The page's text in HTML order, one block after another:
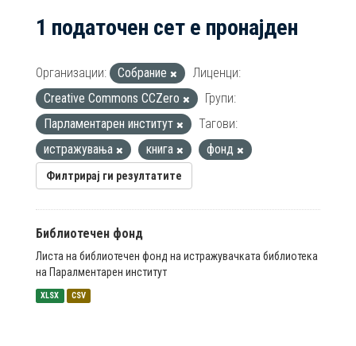
1 податочен сет е пронајден
Организации: Собрание
Лиценци:
Creative Commons CCZero
Групи:
Парламентарен институт
Тагови:
истражувања
книга фонд
Филтрирај ги резултатите
Библиотечен фонд
Листа на библиотечен фонд на истражувачката библиотека
на Паралментарен институт
XLSX CSV